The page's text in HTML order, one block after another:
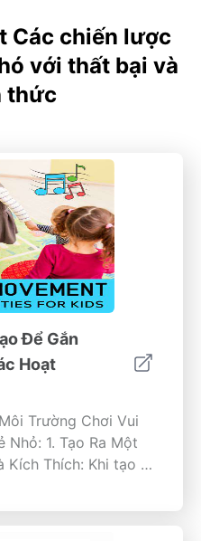
Các chiến lược
với thất bại và
thức
Để Gắn
Hoạt
Trường Chơi Vui
Nhỏ: 1. Tạo Ra Một
Kích Thích: Khi tạo ra
việc chọn một
có thể tự do